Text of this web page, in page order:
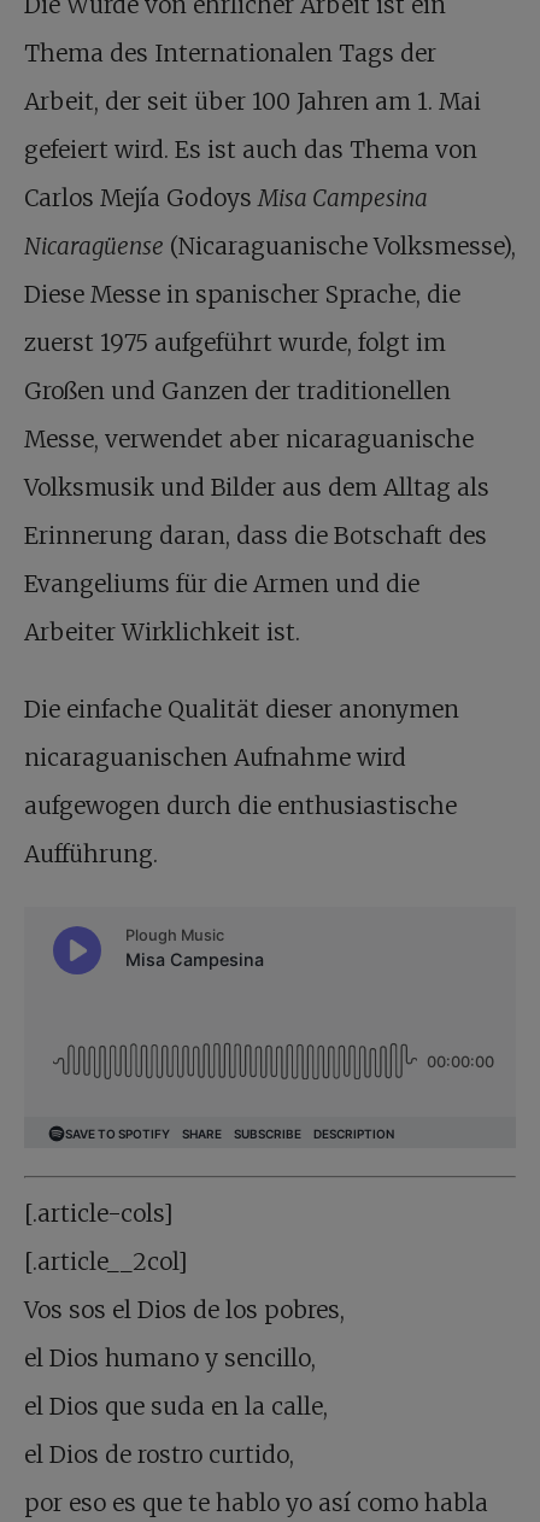
Thema des Internationalen Tags der
Arbeit, der seit über 100 Jahren am 1. Mai
gefeiert wird. Es ist auch das Thema von
Carlos Mejía GodoysMisa Campesina
Nicaragüense (Nicaraguanische Volksmesse),
Diese Messe in spanischer Sprache, die
zuerst 1975 aufgeführt wurde, folgt im
Großen und Ganzen der traditionellen
Messe, verwendet aber nicaraguanische
Volksmusik und Bilder aus dem Alltag als
Erinnerung daran, dass die Botschaft des
Evangeliums für die Armen und die
Arbeiter Wirklichkeit ist.
Die einfache Qualität dieser anonymen
nicaraguanischen Aufnahme wird
aufgewogen durch die enthusiastische
Aufführung.
[.article-cols]
[.article__2col]
Vos sos el Dios de los pobres,
el Dios humano y sencillo,
el Dios que suda en la calle,
el Dios de rostro curtido,
por eso es que te hablo yo así como habla